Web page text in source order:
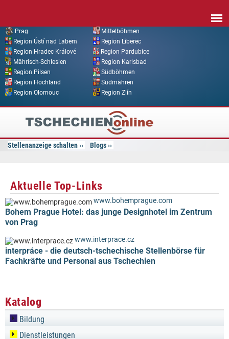
Prag
Mittelböhmen
Region Ústí nad Labem
Region Liberec
Region Hradec Králové
Region Pardubice
Mährisch-Schlesien
Region Karlsbad
Region Pilsen
Südböhmen
Region Hochland
Südmähren
Region Olomouc
Region Zlín
Tschechien
Online
Stellenanzeige schalten Blogs
Aktuelle Top-Links
www.bohemprague.com
Bohem Prague Hotel: das junge Designhotel im Zentrum
von Prag
www.interprace.cz
interpráce - die deutsch-tschechische Stellenbörse für
Fachkräfte und Personal aus Tschechien
Katalog
Bildung
Dienstleistungen